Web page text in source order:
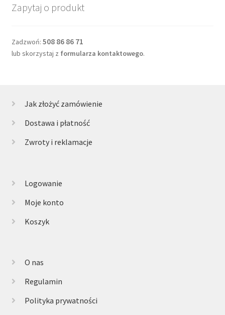
Zapytaj o produkt
Zadzwoń: 508 86 86 71
lub skorzystaj z formularza kontaktowego.
Jak złożyć zamówienie
Dostawa i płatność
Zwroty i reklamacje
Logowanie
Moje konto
Koszyk
O nas
Regulamin
Polityka prywatności